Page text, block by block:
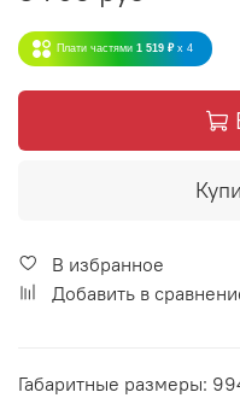
Плати частями 1 519 ₽ x 4
В избранное
Добавить в
Габаритные размеры: